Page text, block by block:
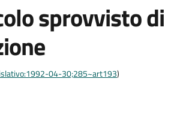
sprovvisto di
04-30;285~art193)